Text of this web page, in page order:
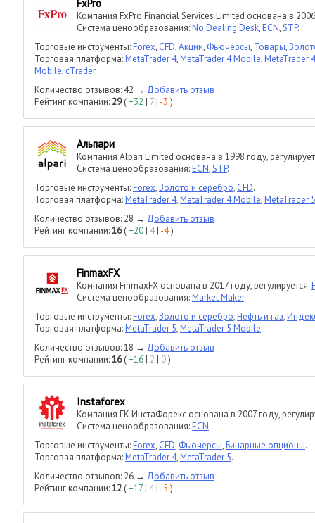
FxPro
Компания FxPro Financial Services Limited основана в
Система ценообразования:No Dealing Desk,ECN,STP.
Торговые инструменты:Forex, CFD,Акции, Фьючерсы, Товары,
Торговая платформа:MetaTrader 4,MetaTrader 4 Mobile,MetaTrader
Mobile, cTrader.
Количество отзывов: 42 → Добавить отзыв
Рейтинг компании: 29(+32 | 7| -3 )
Альпари
Компания Alpari Limited основана в 1998 году,
Система ценообразования:ECN,STP.
Торговые инструменты:Forex,Золото и серебро, CFD.
Торговая платформа:MetaTrader 4,MetaTrader 4 Mobile,MetaTrader 5
Количество отзывов: 28 → Добавить отзыв
Рейтинг компании:16(+20| 4| -4)
FinmaxFX
Компания FinmaxFX основана в 2017 году, регулируется:
Система ценообразования:Market Maker.
Торговые инструменты:Forex,Золото и серебро,Нефть и газ,
Торговая платформа:MetaTrader 5,MetaTrader 5 Mobile.
Количество отзывов: 18 → Добавить отзыв
Рейтинг компании:16(+16| 2 | 0)
Instaforex
Компания ГK ИнстаФорекс основана в 2007 году,
Система ценообразования:ECN.
Торговые инструменты:Forex, CFD, Фьючерсы,Бинарные опционы.
Торговая платформа:MetaTrader 4,MetaTrader 5.
Количество отзывов: 26 → Добавить отзыв
Рейтинг компании:12 (+17| 4| -5 )